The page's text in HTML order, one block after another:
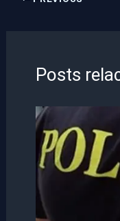
Posts